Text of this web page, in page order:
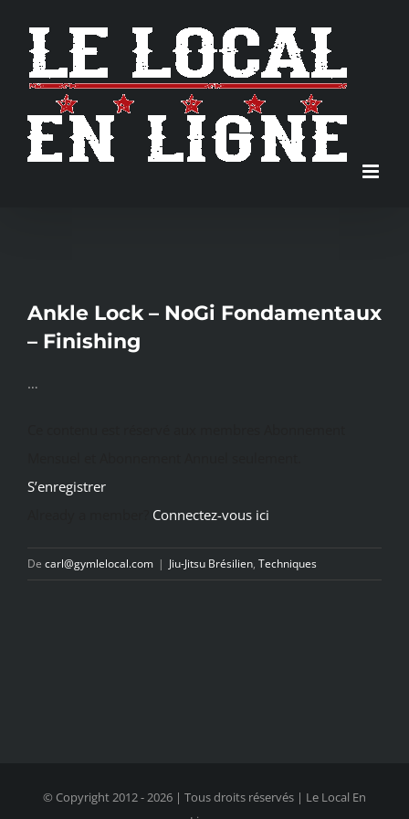
content
Ankle Lock – NoGi Fondamentaux
– Finishing
…
S’enregistrer
Connectez-vous ici
De carl@gymlelocal.com | Jiu-Jitsu Brésilien, Techniques
© Copyright 2012 -2026 | Tous droits réservés | Le Local En